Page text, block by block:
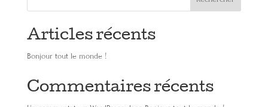
Articles récents
Bonjour tout le monde !
Commentaires récents